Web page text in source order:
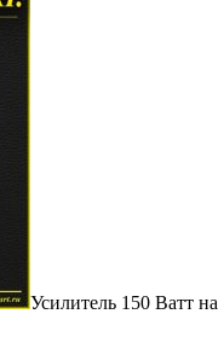
Усилитель 150 Ватт на